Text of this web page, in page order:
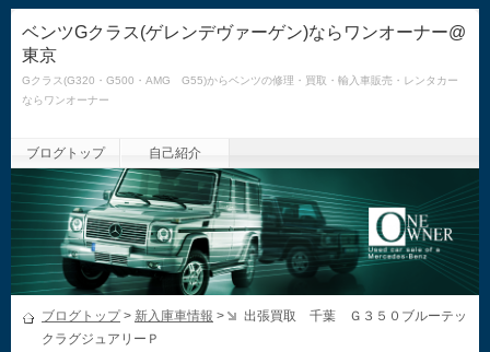
ベンツGクラス(ゲレンデヴァーゲン)ならワンオーナー@
東京
Gクラス(G320・G500・AMG G55)からベンツの修理・買取・輸入車販売・レンタカー
ならワンオーナー
ブログトップ 自己紹介
ブログトップ> 新入庫車情報 >
出張買取 千葉 Ｇ３５０ブルーテッ
クラグジュアリーＰ